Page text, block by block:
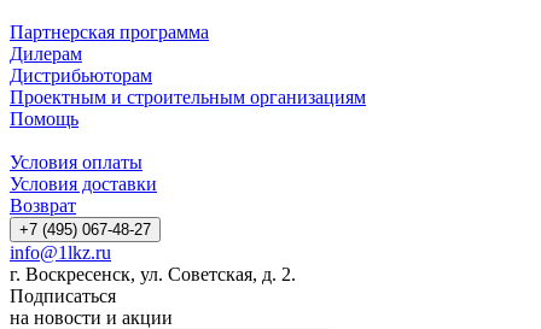
Партнерская программа
Дилерам
Дистрибьюторам
Проектным и строительным организациям
Помощь
Условия оплаты
Условия доставки
Возврат
+7 (495) 067-48-27
info@1lkz.ru
г. Воскресенск, ул. Советская, д. 2.
Подписаться
на новости и акции